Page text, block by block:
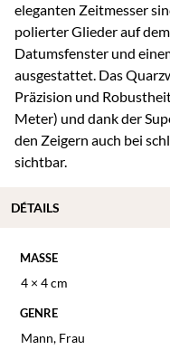
eleganten Zeitmesser
polierter Glieder auf
Datumsfenster und
ausgestattet. Das
Präzision und
Meter) und dank der
den Zeigern auch bei
sichtbar.
MASSE
4 × 4 cm
GENRE
Mann, Frau
DÉTAILS